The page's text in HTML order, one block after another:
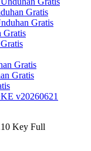
Gratis
Gratis
Gratis
Gratis
Gratis
v20260621
Key Full